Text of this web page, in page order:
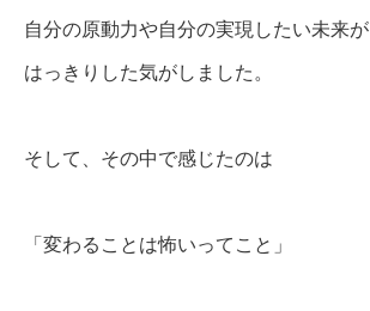
自分の原動力や自分の実現したい未来が
はっきりした気がしました。
そして、その中で感じたのは
「変わることは怖いってこと」